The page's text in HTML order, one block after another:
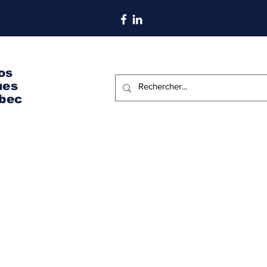
S'abonner aux nouvelles